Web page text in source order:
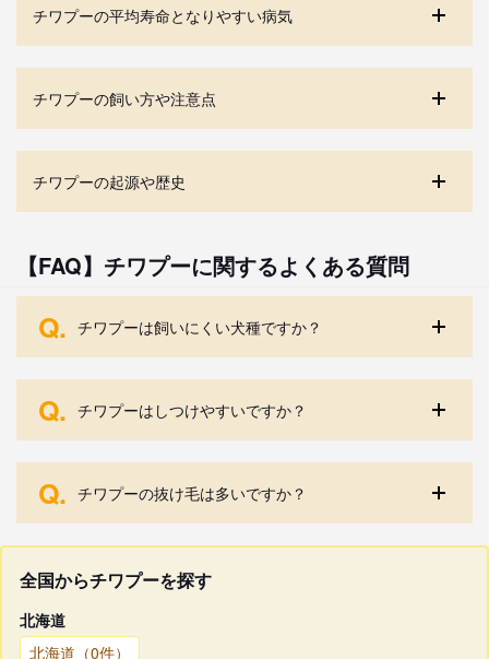
チワプーの平均寿命となりやすい病気
チワプーの飼い方や注意点
チワプーの起源や歴史
【FAQ】チワプーに関するよくある質問
Q. チワプーは飼いにくい犬種ですか？
Q. チワプーはしつけやすいですか？
Q. チワプーの抜け毛は多いですか？
全国からチワプーを探す
北海道
北海道（0件）